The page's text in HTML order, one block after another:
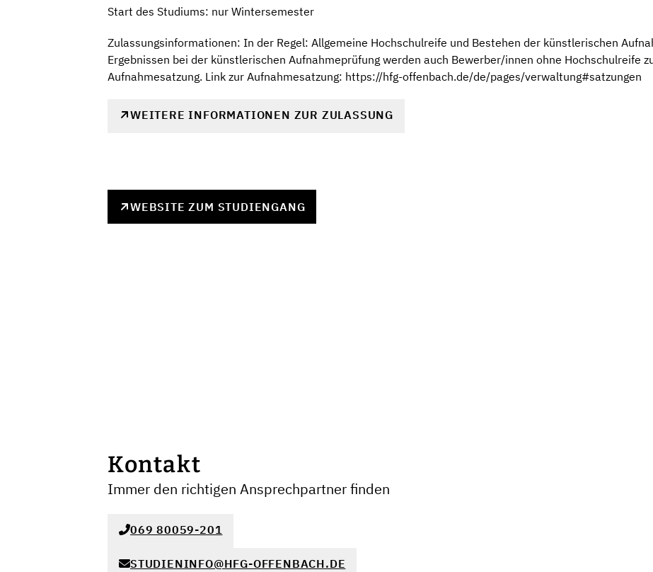
Start des Studiums: nur Wintersemester
Zulassungsinformationen: In der Regel: Allgemeine Hochschulreife und Bestehen der künstlerischen
Ergebnissen bei der künstlerischen Aufnahmeprüfung werden auch Bewerber/innen ohne Hochschulreife
Aufnahmesatzung. Link zur Aufnahmesatzung: https://hfg-offenbach.de/de/pages/verwaltung#satzungen
WEITERE INFORMATIONEN ZUR ZULASSUNG
WEBSITE ZUM STUDIENGANG
Kontakt
Immer den richtigen Ansprechpartner finden
069 80059-201
STUDIENINFO@HFG-OFFENBACH.DE